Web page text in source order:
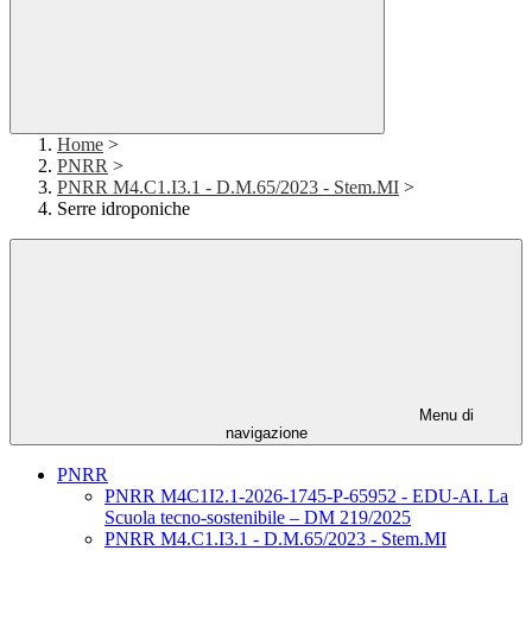
Home >
PNRR >
PNRR M4.C1.I3.1 - D.M.65/2023 - Stem.MI >
Serre idroponiche
Menu di
navigazione
PNRR
PNRR M4C1I2.1-2026-1745-P-65952 - EDU-AI. La
Scuola tecno-sostenibile – DM 219/2025
PNRR M4.C1.I3.1 - D.M.65/2023 - Stem.MI